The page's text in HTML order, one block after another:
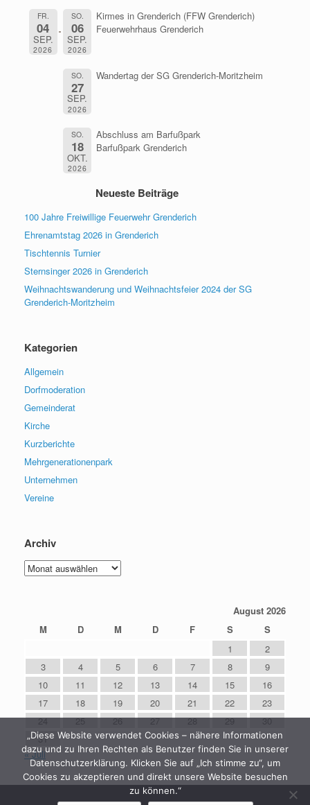
FR.
04
SEP.
2026
SO.
06
SEP.
2026
Kirmes in Grenderich (FFW Grenderich)
Feuerwehrhaus Grenderich
SO.
27
SEP.
2026
Wandertag der SG Grenderich-Moritzheim
SO.
18
OKT.
2026
Abschluss am Barfußpark
Barfußpark Grenderich
Neueste Beiträge
100 Jahre Freiwillige Feuerwehr Grenderich
Ehrenamtstag 2026 in Grenderich
Tischtennis Turnier
Sternsinger 2026 in Grenderich
Weihnachtswanderung und Weihnachtsfeier 2024 der SG
Grenderich-Moritzheim
Kategorien
Allgemein
Dorfmoderation
Gemeinderat
Kirche
Kurzberichte
Mehrgenerationenpark
Unternehmen
Vereine
Archiv
Archiv
August 2026
M
D M D F S
S
1
2
3
4 5 6 7 8
9
10
11 12 13 14 15
16
17
18 19 20 21 22
23
24
25 26 27 28 29
30
31
« Juli
„Diese Website verwendet Cookies – nähere Informationen
dazu und zu Ihren Rechten als Benutzer finden Sie in unserer
Datenschutzerklärung. Klicken Sie auf „Ich stimme zu“, um
Cookies zu akzeptieren und direkt unsere Website besuchen
zu können.“